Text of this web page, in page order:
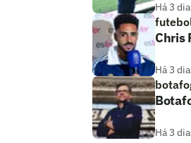
Há 3
Chris
Há 3
Há 3